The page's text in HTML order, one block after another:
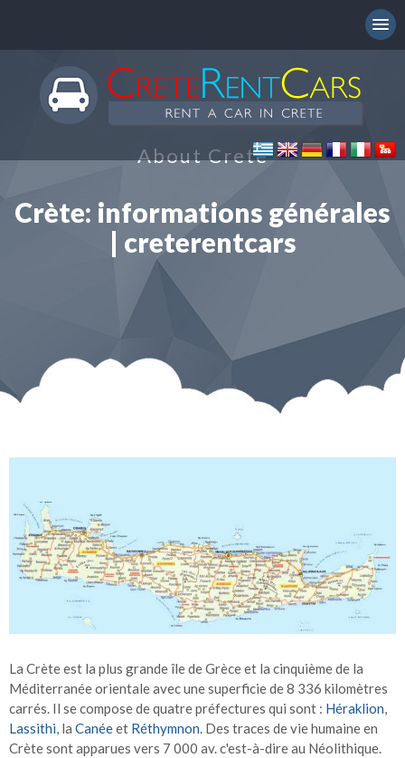
About Crete
Crète: informations générales
| creterentcars
La Crète est la plus grande île de Grèce et la cinquième de la
Méditerranée orientale avec une superficie de 8 336 kilomètres
carrés. Il se compose de quatre préfectures qui sont : Héraklion,
Lassithi, la Canéeet Réthymnon. Des traces de vie humaine en
Crète sont apparues vers 7 000 av. c'est-à-dire au Néolithique.